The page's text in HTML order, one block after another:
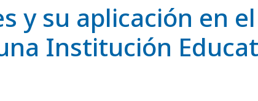
y su aplicación en
Institución